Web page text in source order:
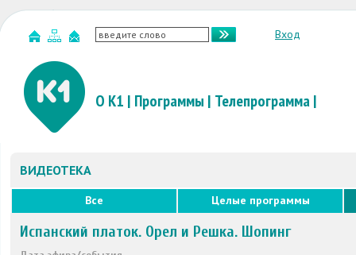
Вход
О К1 | Программы | Телепрограмма|
ВИДЕОТЕКА
Все Целые программы
Испанский платок. Орел и Решка. Шопинг